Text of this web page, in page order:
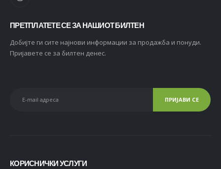
ПРЕТПЛАТЕТЕ СЕ ЗА НАШИОТ БИЛТЕН
Добијте ги сите најнови информации за продажба и понуди.
Пријавете се за билтен денес.
КОРИСНИЧКИ УСЛУГИ